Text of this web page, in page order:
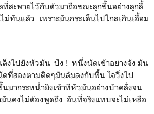
ที่สะพายไว้กับตัวมาถือขณะลุกขึ้นอย่างลุกลี้
ทันแล้ว เพราะมันกระเด็นไปไกลเกินเอื้อม
ไปยังหัวมัน ปัง ! หนึ่งนัดเข้าอย่างจัง มัน
ดที่สองตามติดๆมันล้มลงกับพื้น โจวิ่งไป
มากระหน่ำยิงเข้าทีหัวมันอย่างบ้าคลั่งจน
คงไม่ต้องพูดถึง อันที่จริงแทบจะไม่เหลือ